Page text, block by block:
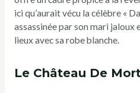
ici qu’aurait vécu la célèbre «
assassinée par son mari
lieux avec sa robe blanche.
Le Château De